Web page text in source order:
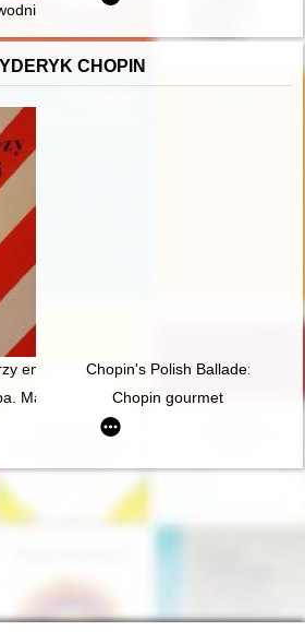
Sudeckich w Kłodzku przy
CHOPIN
emigracyjni. Szkice i interpretacje
Chopin's Polish Ballade: Op.
Marzenia, doświadczenia, propozycje
Chopin gourmet